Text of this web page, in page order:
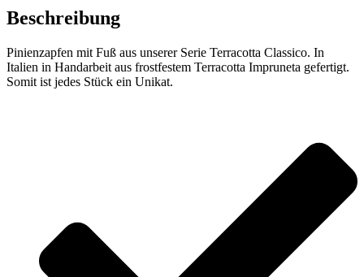
Beschreibung
Pinienzapfen mit Fuß aus unserer Serie Terracotta Classico. In
Italien in Handarbeit aus frostfestem Terracotta Impruneta gefertigt.
Somit ist jedes Stück ein Unikat.